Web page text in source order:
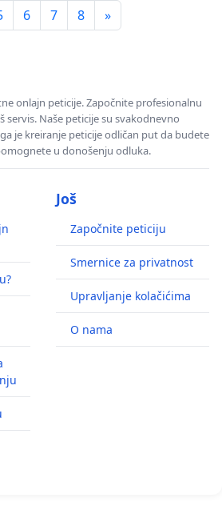
6 7 8 »
onlajn peticije. Započnite profesionalnu
servis. Naše peticije su svakodnevno
je kreiranje peticije odličan put da budete
u donošenju odluka.
Još
Započnite peticiju
Smernice za privatnost
Upravljanje kolačićima
O nama